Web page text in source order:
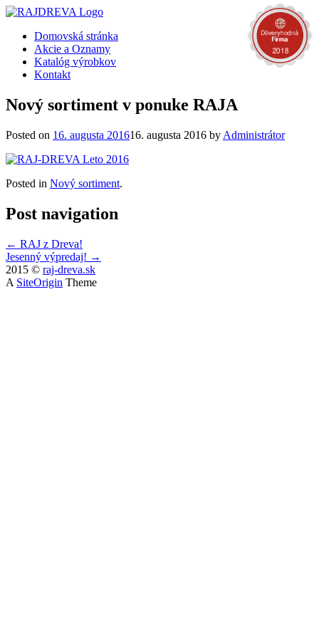
Domovská stránka
Akcie a Oznamy
Katalóg výrobkov
Kontakt
Nový sortiment v ponuke RAJA
Posted on 16. augusta 201616. augusta 2016 by Administrátor
Posted in Nový sortiment.
Post navigation
← RAJ z Dreva!
Jesenný výpredaj! →
2015 © raj-dreva.sk
A SiteOrigin Theme